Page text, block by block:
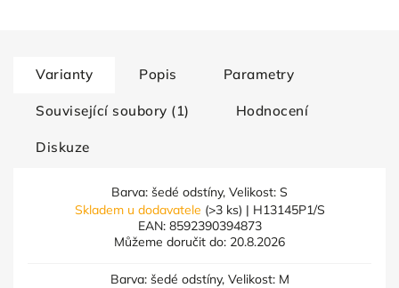
Varianty Popis Parametry
Související soubory (1) Hodnocení
Diskuze
Barva: šedé odstíny, Velikost: S
Skladem u dodavatele (>3 ks) | H13145P1/S
EAN: 8592390394873
Můžeme doručit do: 20.8.2026
Barva: šedé odstíny, Velikost: M